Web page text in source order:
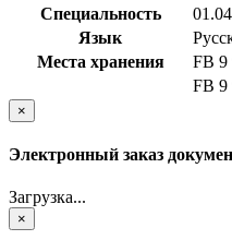
Специальность
Язык
Места хранения
FB 9
FB 9
×
Электронный заказ
Загрузка...
×